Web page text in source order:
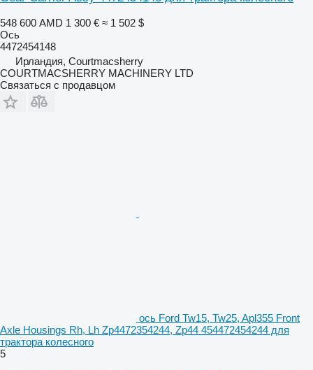
548 600 AMD 1 300 € ≈ 1 502 $
Ось
4472454148
Ирландия, Courtmacsherry
COURTMACSHERRY MACHINERY LTD
Связаться с продавцом
ось Ford Tw15, Tw25, Apl355 Front
Axle Housings Rh, Lh Zp4472354244, Zp44 454472454244 для
трактора колесного
5